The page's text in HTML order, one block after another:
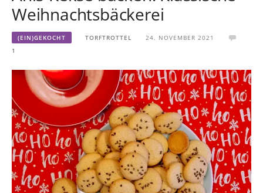
Weihnachtsbäckerei
(EIN)GEKOCHT TORFTROTTEL
24. NOVEMBER 2021
1